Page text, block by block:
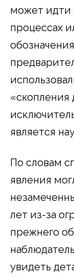
может идти
процессах
является
По словам
явления
лет из-за
прежнего
увидеть